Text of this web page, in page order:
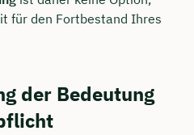
für den Fortbestand Ihres
der Bedeutung